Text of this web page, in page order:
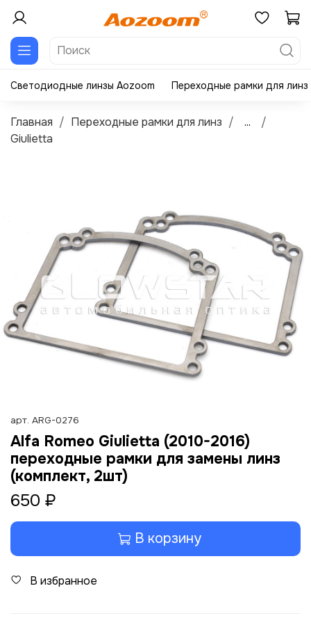
Светодиодные линзы Aozoom Переходные рамки для линз
Главная Переходные рамки для линз
...
Giulietta
арт. ARG-0276
Alfa Romeo Giulietta (2010-2016)
переходные рамки для замены линз
(комплект, 2шт)
650 ₽
В корзину
В избранное